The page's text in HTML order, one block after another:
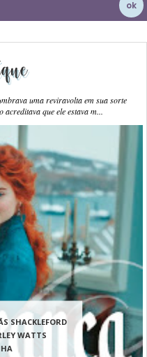
SHACKLEFORD
WATTS
uma reviravolta em sua sorte
que ele estava m...